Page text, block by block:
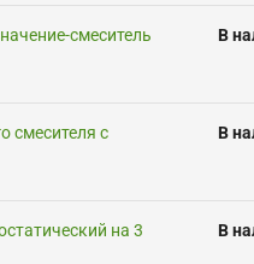
смеситель
В
смесителя с
В
на 3
В